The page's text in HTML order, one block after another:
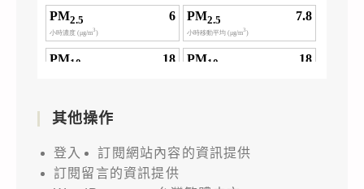
其他操作
登入
訂閱網站內容的資訊提供
訂閱留言的資訊提供